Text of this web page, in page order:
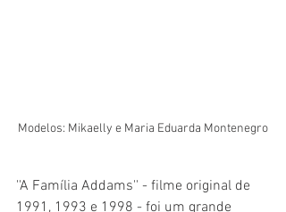
Modelos: Mikaelly e Maria Eduarda Montenegro
''A Família Addams'' - filme original de
1991, 1993 e 1998 - foi um grande